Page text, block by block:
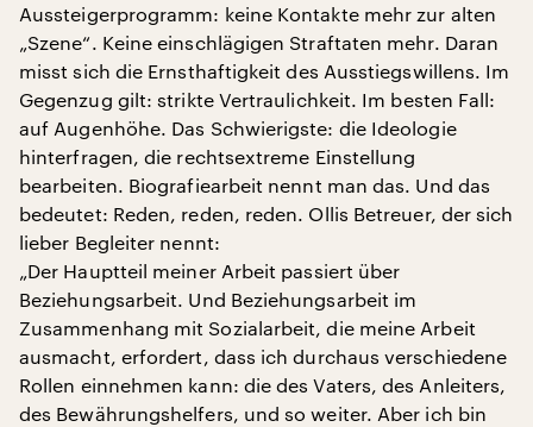
Aussteigerprogramm: keine Kontakte mehr zur alten
„Szene“. Keine einschlägigen Straftaten mehr. Daran
misst sich die Ernsthaftigkeit des Ausstiegswillens. Im
Gegenzug gilt: strikte Vertraulichkeit. Im besten Fall:
auf Augenhöhe. Das Schwierigste: die Ideologie
hinterfragen, die rechtsextreme Einstellung
bearbeiten. Biografiearbeit nennt man das. Und das
bedeutet: Reden, reden, reden. Ollis Betreuer, der sich
lieber Begleiter nennt:
„Der Hauptteil meiner Arbeit passiert über
Beziehungsarbeit. Und Beziehungsarbeit im
Zusammenhang mit Sozialarbeit, die meine Arbeit
ausmacht, erfordert, dass ich durchaus verschiedene
Rollen einnehmen kann: die des Vaters, des Anleiters,
des Bewährungshelfers, und so weiter. Aber ich bin